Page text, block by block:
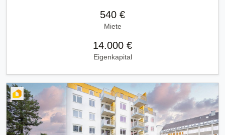
540 €
Miete
14.000 €
Eigenkapital